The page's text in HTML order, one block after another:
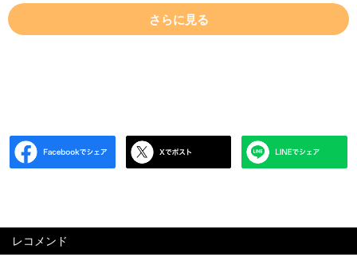
さらに見る
レコメンド